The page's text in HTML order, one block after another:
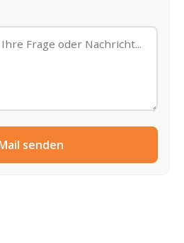
senden